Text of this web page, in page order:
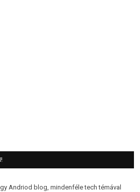
Andriod blog, mindenféle tech témával